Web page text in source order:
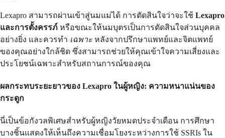
Lexapro สามารถผ่านเข้าสู่นมแม่ได้ การตัดสินใจว่าจะใช้ Lexapro
และการตั้งครรภ์ หรือขณะให้นมบุตรเป็นการตัดสินใจส่วนบุคคล
อย่างยิ่ง และควรทำ เฉพาะ หลังจากปรึกษาแพทย์และจิตแพทย์
ของคุณอย่างใกล้ชิด ซึ่งสามารถช่วยให้คุณเข้าใจความเสี่ยงและ
ประโยชน์เฉพาะสำหรับสถานการณ์ของคุณ
ผลกระทบระยะยาวของ Lexapro ในผู้หญิง: ความหนาแน่นของ
กระดูก
นี่เป็นข้อกังวลพิเศษสำหรับผู้หญิงวัยหมดประจำเดือน การศึกษา
บางชิ้นแสดงให้เห็นถึงความเชื่อมโยงระหว่างการใช้ SSRIs ใน